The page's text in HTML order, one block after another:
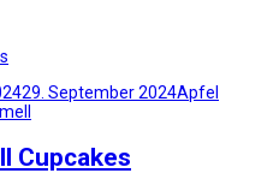
29. September 2024Apfel
Cupcakes